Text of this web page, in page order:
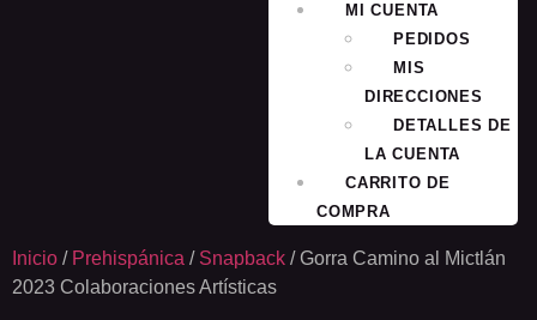
MI CUENTA
PEDIDOS
MIS
DIRECCIONES
DETALLES DE
LA CUENTA
CARRITO DE
COMPRA
Inicio / Prehispánica / Snapback / Gorra Camino al Mictlán
2023 Colaboraciones Artísticas